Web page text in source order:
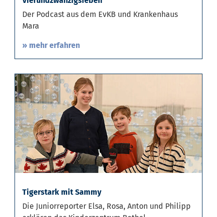
Der Podcast aus dem EvKB und Krankenhaus
Mara
» mehr erfahren
Tigerstark mit Sammy
Die Juniorreporter Elsa, Rosa, Anton und Philipp